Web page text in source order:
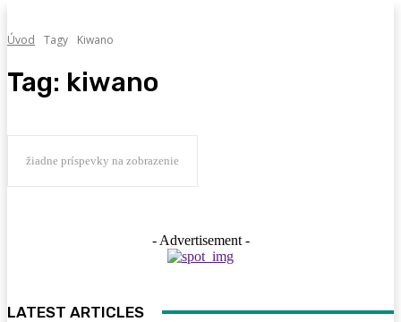
Úvod Tagy Kiwano
Tag: kiwano
žiadne príspevky na zobrazenie
- Advertisement -
LATEST ARTICLES